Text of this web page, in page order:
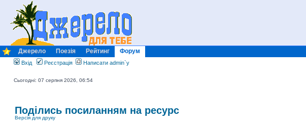
Джерело Поезія Рейтинг Форум
Вхід Реєстрація Написати admin`у
Сьогодні: 07 серпня 2026, 06:54
Поділись посиланням на ресурс
Версія для друку